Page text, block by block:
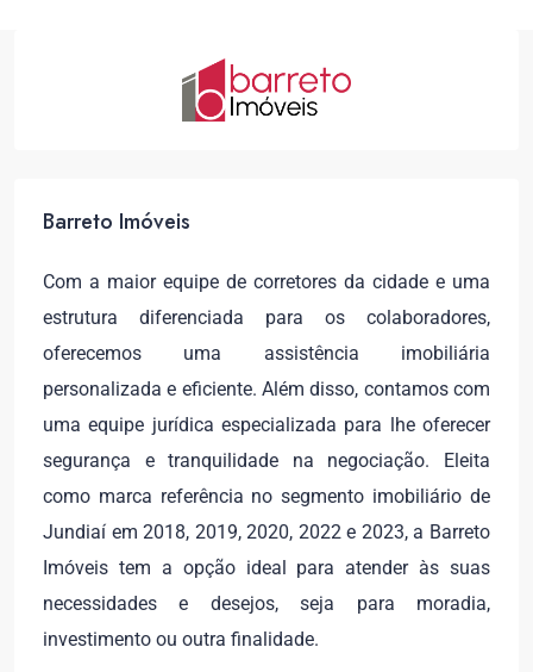
Barreto Imóveis
Com a maior equipe de corretores da cidade e uma
estrutura diferenciada para os colaboradores,
oferecemos uma assistência imobiliária
personalizada e eficiente. Além disso, contamos com
uma equipe jurídica especializada para lhe oferecer
segurança e tranquilidade na negociação. Eleita
como marca referência no segmento imobiliário de
Jundiaí em 2018, 2019, 2020, 2022 e 2023, a Barreto
Imóveis tem a opção ideal para atender às suas
necessidades e desejos, seja para moradia,
investimento ou outra finalidade.